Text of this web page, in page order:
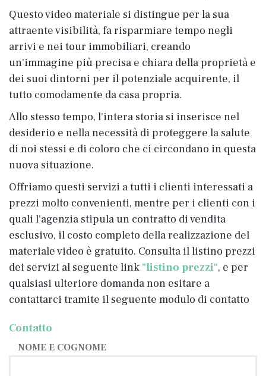
Questo video materiale si distingue per la sua
attraente visibilità, fa risparmiare tempo negli
arrivi e nei tour immobiliari, creando
un'immagine più precisa e chiara della proprietà e
dei suoi dintorni per il potenziale acquirente, il
tutto comodamente da casa propria.
Allo stesso tempo, l'intera storia si inserisce nel
desiderio e nella necessità di proteggere la salute
di noi stessi e di coloro che ci circondano in questa
nuova situazione.
Offriamo questi servizi a tutti i clienti interessati a
prezzi molto convenienti, mentre per i clienti con i
quali l'agenzia stipula un contratto di vendita
esclusivo, il costo completo della realizzazione del
materiale video è gratuito. Consulta il listino prezzi
dei servizi al seguente link "listino prezzi", e per
qualsiasi ulteriore domanda non esitare a
contattarci tramite il seguente modulo di contatto
Contatto
NOME E COGNOME